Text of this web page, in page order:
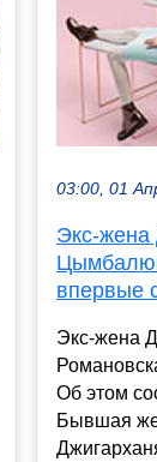
03:00, 01
Экс-жена
впервые
Экс-жена
Об этом
Бывшая